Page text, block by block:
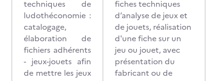
techniques de
ludothéconomie :
catalogage,
élaboration de
fichiers adhérents
- jeux-jouets afin
de mettre les jeux
fiches techniques
d’analyse de jeux et
de jouets, réalisation
d'une fiche sur un
jeu ou jouet, avec
présentation du
fabricant ou de